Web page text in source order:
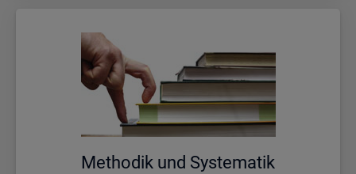
Me­tho­dik und Sys­te­ma­tik